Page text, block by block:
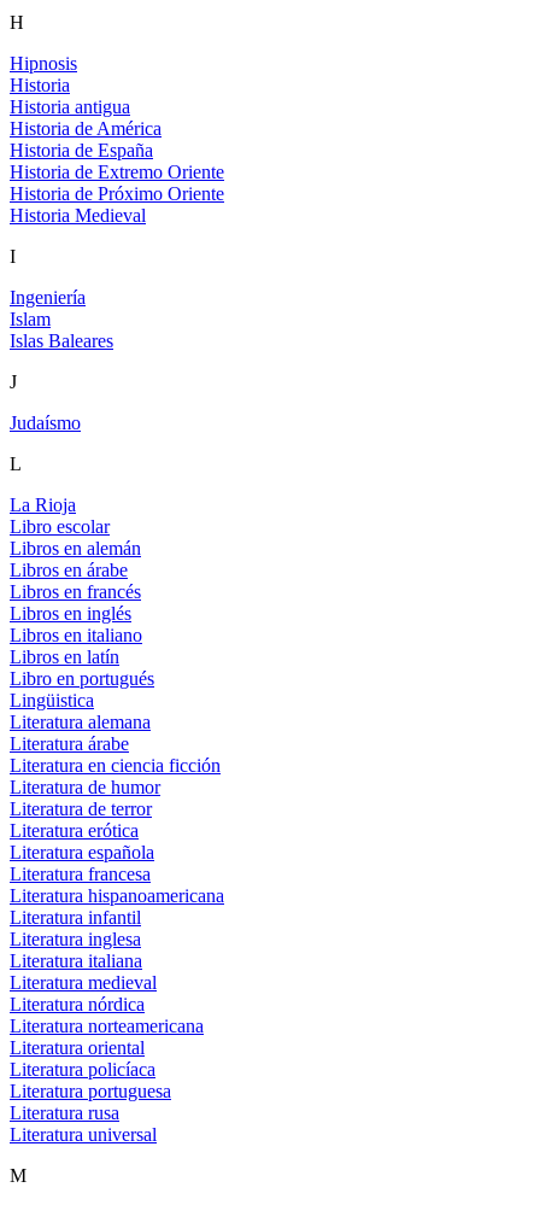
H
Hipnosis
Historia
Historia antigua
Historia de América
Historia de España
Historia de Extremo Oriente
Historia de Próximo Oriente
Historia Medieval
I
Ingeniería
Islam
Islas Baleares
J
Judaísmo
L
La Rioja
Libro escolar
Libros en alemán
Libros en árabe
Libros en francés
Libros en inglés
Libros en italiano
Libros en latín
Libro en portugués
Lingüistica
Literatura alemana
Literatura árabe
Literatura en ciencia ficción
Literatura de humor
Literatura de terror
Literatura erótica
Literatura española
Literatura francesa
Literatura hispanoamericana
Literatura infantil
Literatura inglesa
Literatura italiana
Literatura medieval
Literatura nórdica
Literatura norteamericana
Literatura oriental
Literatura policíaca
Literatura portuguesa
Literatura rusa
Literatura universal
M